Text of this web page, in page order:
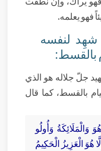
فهو يعلمه.
شهِد لنفسه
بالقسط:
جلّ جلاله هو الذي
بالقسط، كما قال
وَالْمَلَائِكَةُ وَأُولُو
هُوَ الْعَزِيزُ الْحَكِيمُ